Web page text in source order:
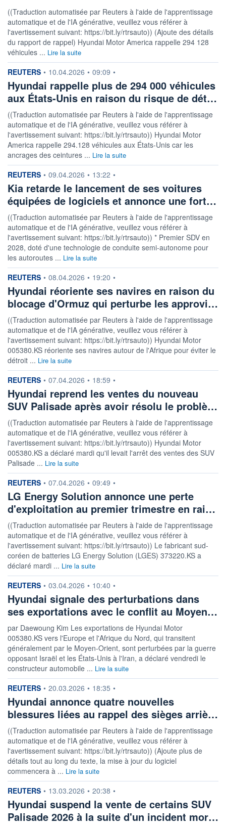
((Traduction automatisée par Reuters à l'aide de l'apprentissage
automatique et de l'IA générative, veuillez vous référer à
l'avertissement suivant: https://bit.ly/rtrsauto)) (Ajoute des détails
du rapport de rappel) Hyundai Motor America rappelle 294 128
véhicules ... Lire la suite
information fournie par
REUTERS • 10.04.2026 • 09:09 •
Hyundai rappelle plus de 294 000 véhicules
aux États-Unis en raison du risque de dét…
((Traduction automatisée par Reuters à l'aide de l'apprentissage
automatique et de l'IA générative, veuillez vous référer à
l'avertissement suivant: https://bit.ly/rtrsauto)) Hyundai Motor
America rappelle 294.128 véhicules aux États-Unis car les
ancrages des ceintures ... Lire la suite
information fournie par
REUTERS • 09.04.2026 • 13:22 •
Kia retarde le lancement de ses voitures
équipées de logiciels et annonce une fort…
((Traduction automatisée par Reuters à l'aide de l'apprentissage
automatique et de l'IA générative, veuillez vous référer à
l'avertissement suivant: https://bit.ly/rtrsauto)) * Premier SDV en
2028, doté d'une technologie de conduite semi-autonome pour
les autoroutes ... Lire la suite
information fournie par
REUTERS • 08.04.2026 • 19:20 •
Hyundai réoriente ses navires en raison du
blocage d'Ormuz qui perturbe les approvi…
((Traduction automatisée par Reuters à l'aide de l'apprentissage
automatique et de l'IA générative, veuillez vous référer à
l'avertissement suivant: https://bit.ly/rtrsauto)) Hyundai Motor
005380.KS réoriente ses navires autour de l'Afrique pour éviter le
détroit ... Lire la suite
information fournie par
REUTERS • 07.04.2026 • 18:59 •
Hyundai reprend les ventes du nouveau
SUV Palisade après avoir résolu le problè…
((Traduction automatisée par Reuters à l'aide de l'apprentissage
automatique et de l'IA générative, veuillez vous référer à
l'avertissement suivant: https://bit.ly/rtrsauto)) Hyundai Motor
005380.KS a déclaré mardi qu'il levait l'arrêt des ventes des SUV
Palisade ... Lire la suite
information fournie par
REUTERS • 07.04.2026 • 09:49 •
LG Energy Solution annonce une perte
d'exploitation au premier trimestre en rai…
((Traduction automatisée par Reuters à l'aide de l'apprentissage
automatique et de l'IA générative, veuillez vous référer à
l'avertissement suivant: https://bit.ly/rtrsauto)) Le fabricant sud-
coréen de batteries LG Energy Solution (LGES) 373220.KS a
déclaré mardi ... Lire la suite
information fournie par
REUTERS • 03.04.2026 • 10:40 •
Hyundai signale des perturbations dans
ses exportations avec le conflit au Moyen…
par Daewoung Kim Les exportations de Hyundai Motor
005380.KS vers l'Europe et l'Afrique du Nord, qui transitent
généralement par le Moyen-Orient, sont perturbées par la guerre
opposant Israël et les États-Unis à l'Iran, a déclaré vendredi le
constructeur automobile ... Lire la suite
information fournie par
REUTERS • 20.03.2026 • 18:35 •
Hyundai annonce quatre nouvelles
blessures liées au rappel des sièges arriè…
((Traduction automatisée par Reuters à l'aide de l'apprentissage
automatique et de l'IA générative, veuillez vous référer à
l'avertissement suivant: https://bit.ly/rtrsauto)) (Ajoute plus de
détails tout au long du texte, la mise à jour du logiciel
commencera à ... Lire la suite
information fournie par
REUTERS • 13.03.2026 • 20:38 •
Hyundai suspend la vente de certains SUV
Palisade 2026 à la suite d'un incident mor…